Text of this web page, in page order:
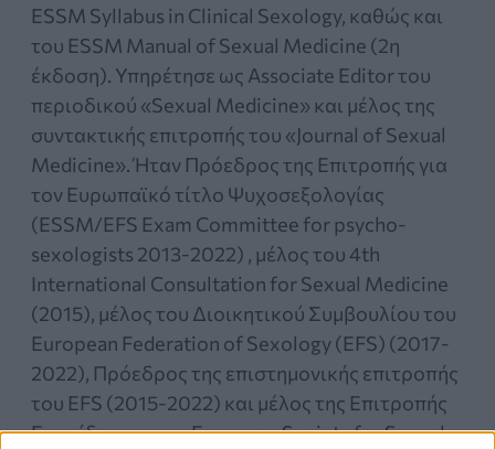
ESSM Syllabus in Clinical Sexology, καθώς και
του ESSM Manual of Sexual Medicine (2η
έκδοση). Υπηρέτησε ως Associate Editor του
περιοδικού «Sexual Medicine» και μέλος της
συντακτικής επιτροπής του «Journal of Sexual
Medicine». Ήταν Πρόεδρος της Επιτροπής για
τον Ευρωπαϊκό τίτλο Ψυχοσεξολογίας
(ESSM/EFS Exam Committee for psycho-
sexologists 2013-2022) , μέλος του 4th
International Consultation for Sexual Medicine
(2015), μέλος του Διοικητικού Συμβουλίου του
European Federation of Sexology (EFS) (2017-
2022), Πρόεδρος της επιστημονικής επιτροπής
του EFS (2015-2022) και μέλος της Επιτροπής
Εκπαίδευσης του European Society for Sexual